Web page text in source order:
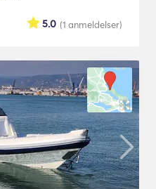
(1 anmeldelser)
5.0